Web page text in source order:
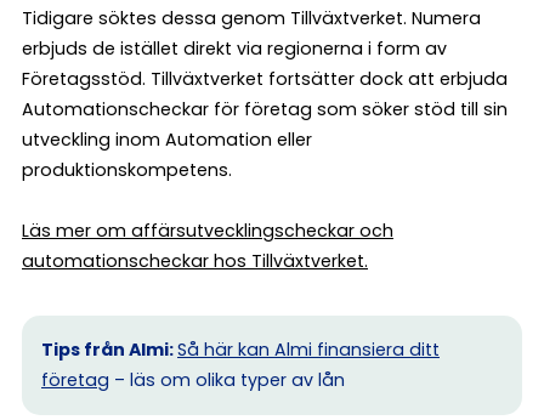
Tidigare söktes dessa genom Tillväxtverket. Numera
erbjuds de istället direkt via regionerna i form av
Företagsstöd. Tillväxtverket fortsätter dock att erbjuda
Automationscheckar för företag som söker stöd till sin
utveckling inom Automation eller
produktionskompetens.
Läs mer om affärsutvecklingscheckar och
automationscheckar hos Tillväxtverket.
Tips från Almi:Så här kan Almi finansiera ditt
företag – läs om olika typer av lån